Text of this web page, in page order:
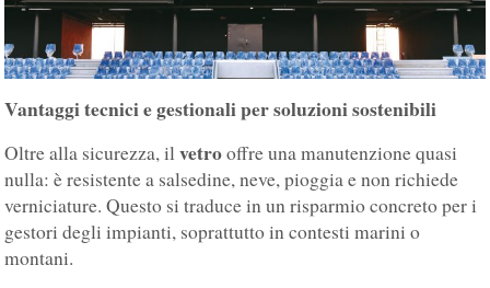
Vantaggi tecnici e gestionali per soluzioni sostenibili
Oltre alla sicurezza, ilvetrooffre una manutenzione quasi
nulla: è resistente a salsedine, neve, pioggia e non richiede
verniciature. Questo si traduce in un risparmio concreto per i
gestori degli impianti, soprattutto in contesti marini o
montani.